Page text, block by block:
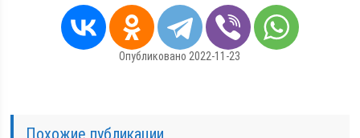
Опубликовано 2022-11-23
Похожие публикации